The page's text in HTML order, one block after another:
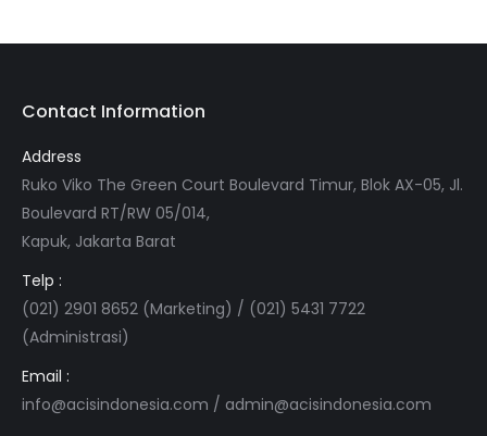
Contact Information
Address
Ruko Viko The Green Court Boulevard Timur, Blok AX-05, Jl.
Boulevard RT/RW 05/014,
Kapuk, Jakarta Barat
Telp :
(021) 2901 8652 (Marketing) / (021) 5431 7722
(Administrasi)
Email :
info@acisindonesia.com / admin@acisindonesia.com